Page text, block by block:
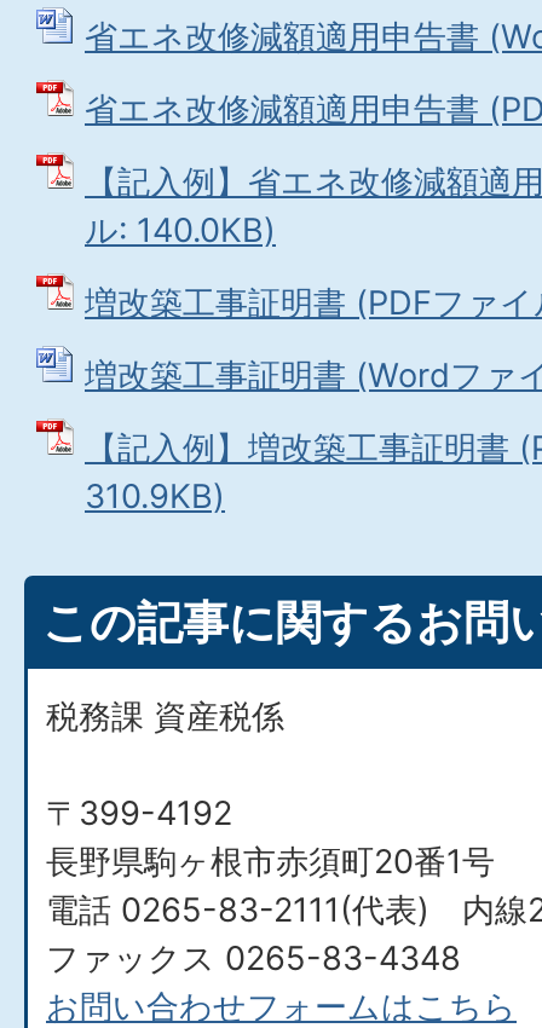
省エネ改修減額適用申告書
省エネ改修減額適用申告書
【記入例】省エネ改修減額適
ル: 140.0KB)
増改築工事証明書 (PDFファ
増改築工事証明書 (Wordファ
【記入例】増改築工事証明書
310.9KB)
この記事に関するお問
税務課 資産税係
〒399-4192
長野県駒ヶ根市赤須町20番1号
電話 0265-83-2111(代表) 内線
ファックス 0265-83-4348​​​​​​​
お問い合わせフォームはこちら